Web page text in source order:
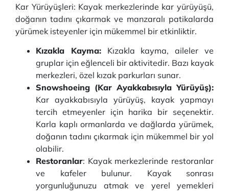
Kar Yürüyüşleri: Kayak merkezlerinde kar yürüyüşü,
doğanın tadını çıkarmak ve manzaralı patikalarda
yürümek isteyenler için mükemmel bir etkinliktir.
Kızakla Kayma:Kızakla kayma, aileler ve
gruplar için eğlenceli bir aktivitedir. Bazı kayak
merkezleri, özel kızak parkurları sunar.
Snowshoeing (Kar Ayakkabısıyla Yürüyüş):
Kar ayakkabısıyla yürüyüş, kayak yapmayı
tercih etmeyenler için harika bir seçenektir.
Karla kaplı ormanlarda ve dağlarda yürümek,
doğanın tadını çıkarmak için mükemmel bir yol
olabilir.
Restoranlar: Kayak merkezlerinde restoranlar
ve kafeler bulunur. Kayak sonrası
yorgunluğunuzu atmak ve yerel yemekleri